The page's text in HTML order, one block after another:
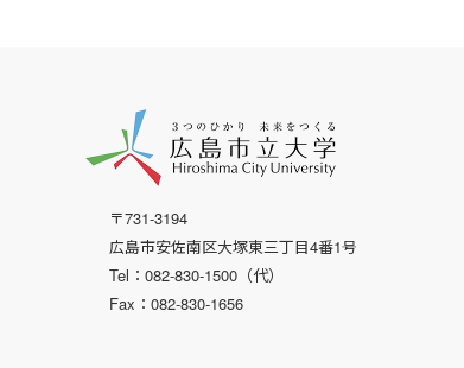
〒731-3194
広島市安佐南区大塚東三丁目4番1号
Tel：082-830-1500（代）
Fax：082-830-1656